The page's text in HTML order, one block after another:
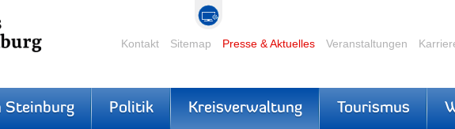
Kontakt Sitemap Presse & Aktuelles Veranstaltungen
Steinburg Politik Kreisverwaltung Tourismus